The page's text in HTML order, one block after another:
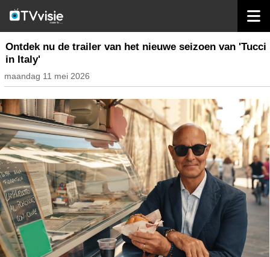
nieuws internationaal
Ontdek nu de trailer van het nieuwe seizoen van 'Tucci
in Italy'
maandag 11 mei 2026